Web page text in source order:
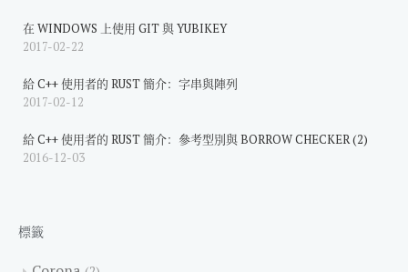
在 WINDOWS 上使用 GIT 與 YUBIKEY
2017-02-22
給 C++ 使用者的 RUST 簡介：字串與陣列
2017-02-12
給 C++ 使用者的 RUST 簡介：參考型別與 BORROW CHECKER (2)
2016-12-03
標籤